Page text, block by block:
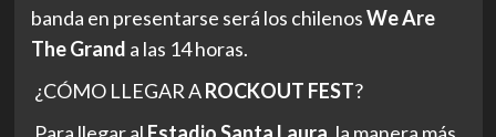
banda en presentarse será los chilenosWe Are
The Grand a las 14 horas.
¿CÓMO LLEGAR AROCKOUT FEST?